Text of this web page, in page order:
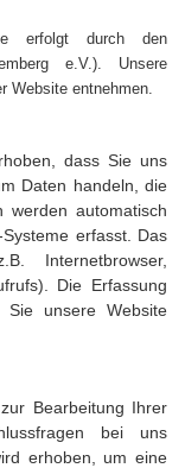
erfolgt durch den
e.V.). Unsere
Website entnehmen.
dass Sie uns
Daten handeln, die
automatisch
erfasst. Das
Internetbrowser,
Die Erfassung
Sie unsere Website
Bearbeitung Ihrer
bei uns
erhoben, um eine